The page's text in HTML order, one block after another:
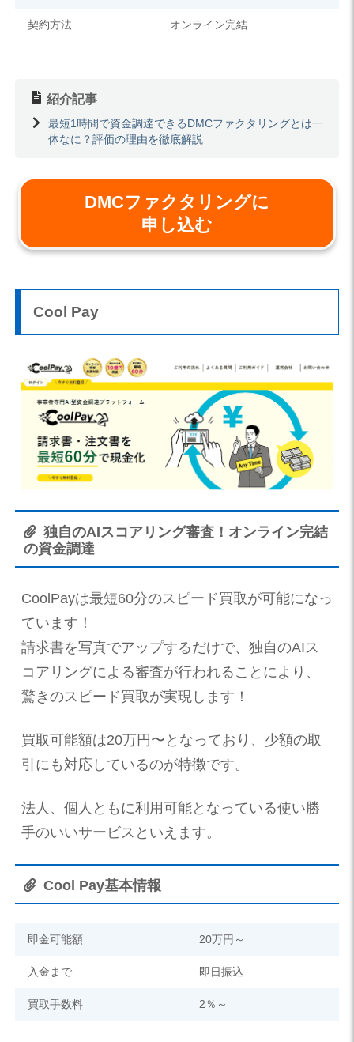
契約方法 オンライン完結
紹介記事
最短1時間で資金調達できるDMCファクタリングとは一
体なに？評価の理由を徹底解説
DMCファクタリングに
申し込む
Cool Pay
独自のAIスコアリング審査！オンライン完結
の資金調達
CoolPayは最短60分のスピード買取が可能になっ
ています！
請求書を写真でアップするだけで、独自のAIス
コアリングによる審査が行われることにより、
驚きのスピード買取が実現します！
買取可能額は20万円〜となっており、少額の取
引にも対応しているのが特徴です。
法人、個人ともに利用可能となっている使い勝
手のいいサービスといえます。
Cool Pay基本情報
即金可能額 20万円～
入金まで 即日振込
買取手数料 2％～